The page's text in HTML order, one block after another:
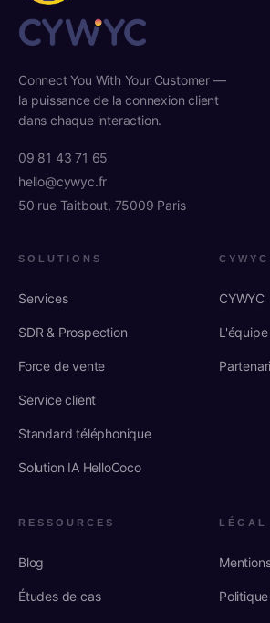
Connect You With Your Customer —
la puissance de la connexion client
dans chaque interaction.
09 81 43 71 65
hello@cywyc.fr
50 rue Taitbout, 75009 Paris
SOLUTIONS
Services
SDR & Prospection
Force de vente
Service client
Standard téléphonique
Solution IA HelloCoco
CYWYC
CYWYC
L'équipe
RESSOURCES
Blog
Études de cas
LÉGAL